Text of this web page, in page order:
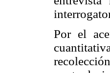
Por el